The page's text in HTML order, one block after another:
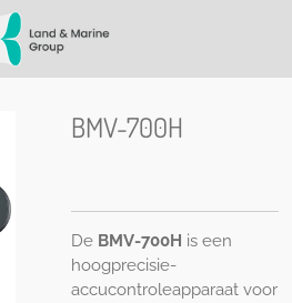
BMV-700H
De BMV-700H is een
hoogprecisie-
accucontroleapparaat voor